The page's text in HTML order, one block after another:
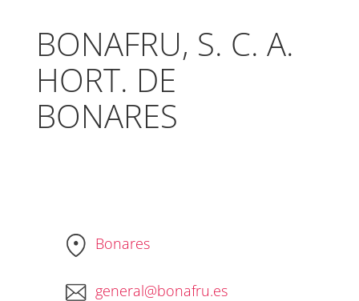
BONAFRU, S. C. A.
HORT. DE
BONARES
Bonares
general@bonafru.es